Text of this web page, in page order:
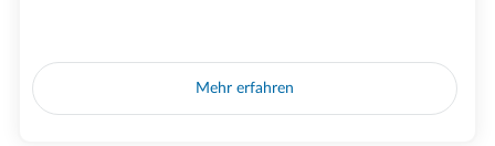
Mehr erfahren